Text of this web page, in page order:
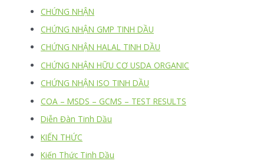
CHỨNG NHẬN
CHỨNG NHẬN GMP TINH DẦU
CHỨNG NHẬN HALAL TINH DẦU
CHỨNG NHẬN HỮU CƠ USDA ORGANIC
CHỨNG NHẬN ISO TINH DẦU
COA – MSDS – GCMS – TEST RESULTS
Diễn Đàn Tinh Dầu
KIẾN THỨC
Kiến Thức Tinh Dầu